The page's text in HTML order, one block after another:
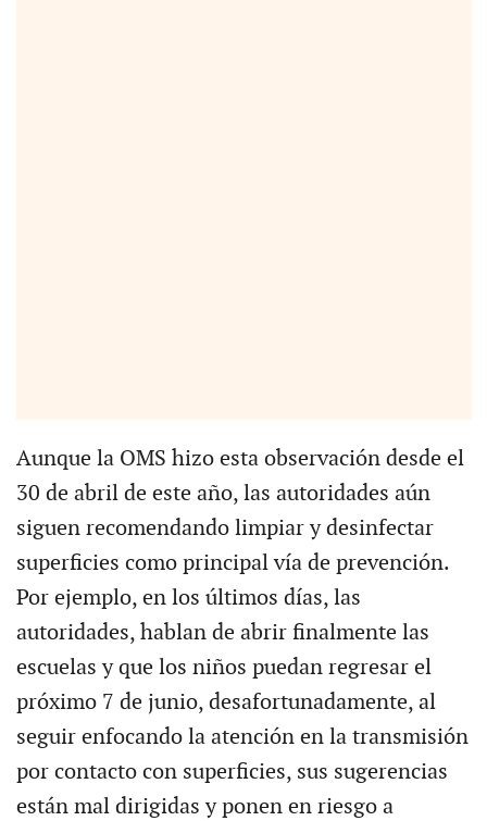
Aunque la OMS hizo esta observación desde el
30 de abril de este año, las autoridades aún
siguen recomendando limpiar y desinfectar
superficies como principal vía de prevención.
Por ejemplo, en los últimos días, las
autoridades, hablan de abrir finalmente las
escuelas y que los niños puedan regresar el
próximo 7 de junio, desafortunadamente, al
seguir enfocando la atención en la transmisión
por contacto con superficies, sus sugerencias
están mal dirigidas y ponen en riesgo a